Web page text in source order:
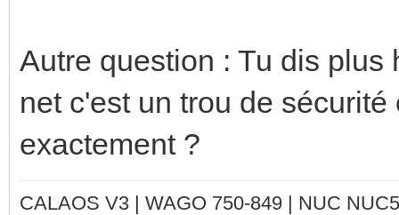
Autre question : Tu dis plus
net c'est un trou de
exactement ?
CALAOS V3 | WAGO 750-849 | NUC